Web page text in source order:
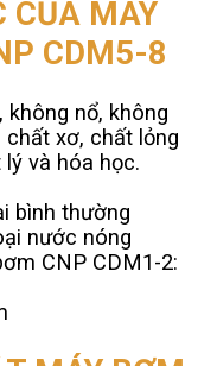
CỦA MÁY
CDM5-8
không nổ, không
xơ, chất lỏng
và hóa học.
bình thường
nước nóng
CNP CDM1-2: